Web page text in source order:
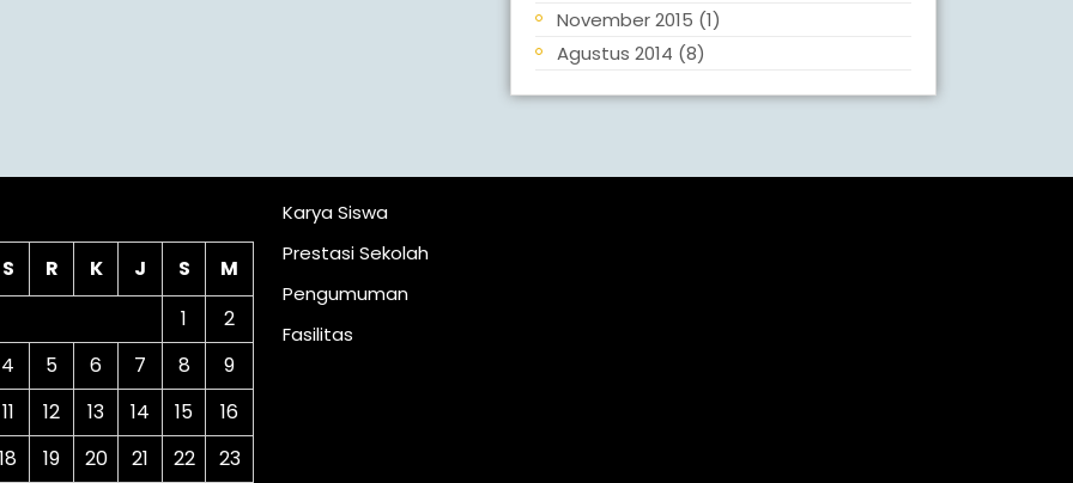
November 2015 (1)
Agustus 2014 (8)
S R K J S
M
1
2
4 5 6 7 8
9
11 12 13 14 15
16
18 19 20 21 22 23
Karya Siswa
Prestasi Sekolah
Pengumuman
Fasilitas